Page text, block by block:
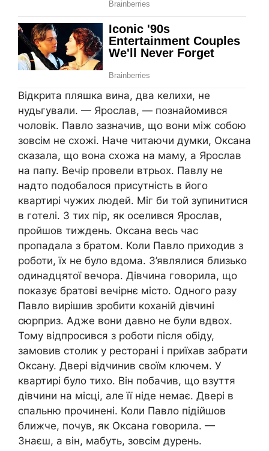
Відкрита пляшка вина, два келихи, не
нудьгували. — Ярослав, — познайомився
чоловік. Павло зазначив, що вони між собою
зовсім не схожі. Наче читаючи думки, Оксана
сказала, що вона схожа на маму, а Ярослав
на папу. Вечір провели втрьох. Павлу не
надто подобалося присутність в його
квартирі чужих людей. Міг би той зупинитися
в готелі. З тих пір, як оселився Ярослав,
пройшов тиждень. Оксана весь час
пропадала з братом. Коли Павло приходив з
роботи, їх не було вдома. З’являлися близько
одинадцятої вечора. Дівчина говорила, що
показує братові вечірнє місто. Одного разу
Павло вирішив зробити коханій дівчині
сюрприз. Адже вони давно не були вдвох.
Тому відпросився з роботи після обіду,
замовив столик у ресторані і приїхав забрати
Оксану. Двері відчинив своїм ключем. У
квартирі було тихо. Він побачив, що взуття
дівчини на місці, але її ніде немає. Двері в
спальню прочинені. Коли Павло підійшов
ближче, почув, як Оксана говорила. —
Знаєш, а він, мабуть, зовсім дурень.